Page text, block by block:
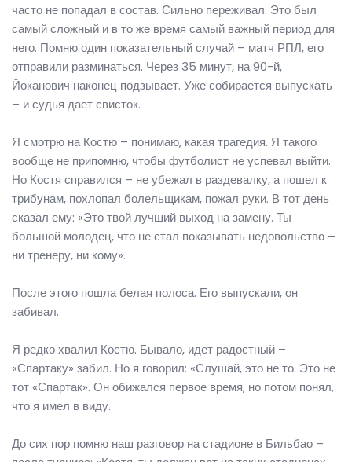
часто не попадал в состав. Сильно переживал. Это был
самый сложный и в то же время самый важный период для
него. Помню один показательный случай – матч РПЛ, его
отправили разминаться. Через 35 минут, на 90-й,
Йоканович наконец подзывает. Уже собирается выпускать
– и судья дает свисток.
Я смотрю на Костю – понимаю, какая трагедия. Я такого
вообще не припомню, чтобы футболист не успевал выйти.
Но Костя справился – не убежал в раздевалку, а пошел к
трибунам, похлопал болельщикам, пожал руки. В тот день
сказал ему: «Это твой лучший выход на замену. Ты
большой молодец, что не стал показывать недовольство –
ни тренеру, ни кому».
После этого пошла белая полоса. Его выпускали, он
забивал.
Я редко хвалил Костю. Бывало, идет радостный –
«Спартаку» забил. Но я говорил: «Слушай, это не то. Это не
тот «Спартак». Он обижался первое время, но потом понял,
что я имел в виду.
До сих пор помню наш разговор на стадионе в Бильбао –